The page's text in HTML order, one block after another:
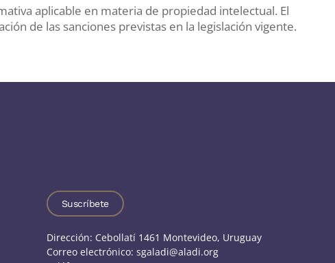
aplicable en materia de propiedad intelectual. El
de las sanciones previstas en la legislación vigente.
Suscríbete
Dirección: Cebollatí 1461 Montevideo, Uruguay
Correo electrónico: sgaladi@aladi.org